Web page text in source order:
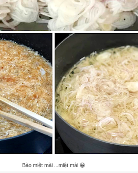
Bào miệt mài ...miệt mài 😁